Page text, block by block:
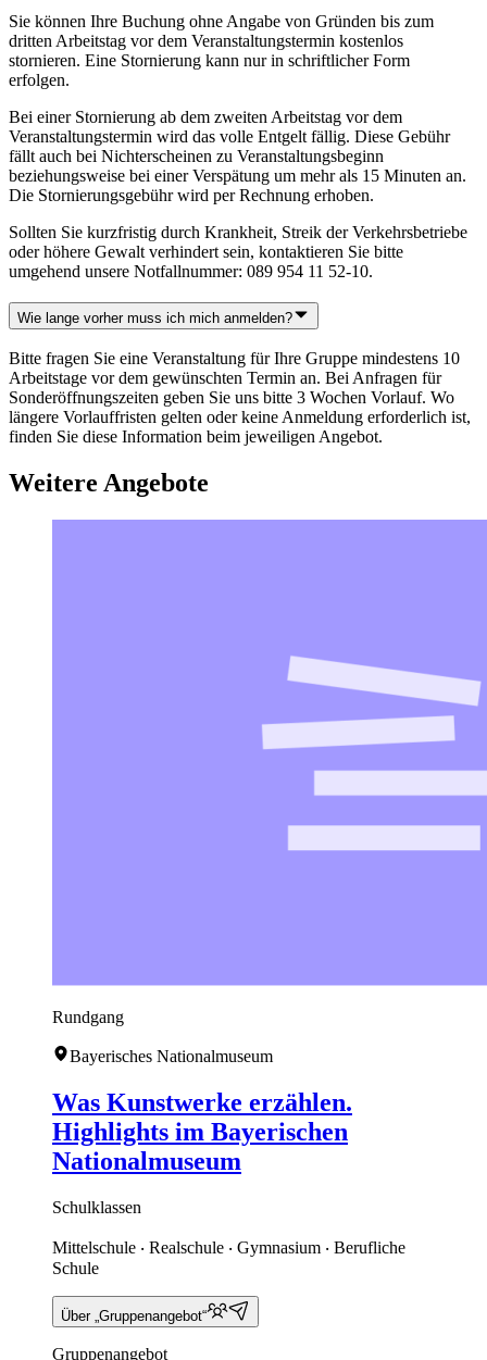
Sie können Ihre Buchung ohne Angabe von Gründen bis zum
dritten Arbeitstag vor dem Veranstaltungstermin kostenlos
stornieren. Eine Stornierung kann nur in schriftlicher Form
erfolgen.
Bei einer Stornierung ab dem zweiten Arbeitstag vor dem
Veranstaltungstermin wird das volle Entgelt fällig. Diese Gebühr
fällt auch bei Nichterscheinen zu Veranstaltungsbeginn
beziehungsweise bei einer Verspätung um mehr als 15 Minuten an.
Die Stornierungsgebühr wird per Rechnung erhoben.
Sollten Sie kurzfristig durch Krankheit, Streik der Verkehrsbetriebe
oder höhere Gewalt verhindert sein, kontaktieren Sie bitte
umgehend unsere Notfallnummer: 089 954 11 52-10.
Wie lange vorher muss ich mich anmelden?
Bitte fragen Sie eine Veranstaltung für Ihre Gruppe mindestens 10
Arbeitstage vor dem gewünschten Termin an. Bei Anfragen für
Sonderöffnungszeiten geben Sie uns bitte 3 Wochen Vorlauf. Wo
längere Vorlauffristen gelten oder keine Anmeldung erforderlich ist,
finden Sie diese Information beim jeweiligen Angebot.
Weitere Angebote
Rundgang
Bayerisches Nationalmuseum
Was Kunstwerke erzählen.
Highlights im Bayerischen
Nationalmuseum
Schulklassen
Mittelschule ‧ Realschule ‧ Gymnasium ‧ Berufliche
Schule
Über „Gruppenangebot“
Gruppenangebot